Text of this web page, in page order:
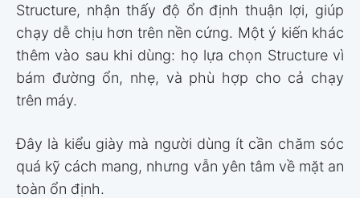
Structure, nhận thấy độ ổn định thuận lợi, giúp
chạy dễ chịu hơn trên nền cứng. Một ý kiến khác
thêm vào sau khi dùng: họ lựa chọn Structure vì
bám đường ổn, nhẹ, và phù hợp cho cả chạy
trên máy.
Đây là kiểu giày mà người dùng ít cần chăm sóc
quá kỹ cách mang, nhưng vẫn yên tâm về mặt an
toàn ổn định.